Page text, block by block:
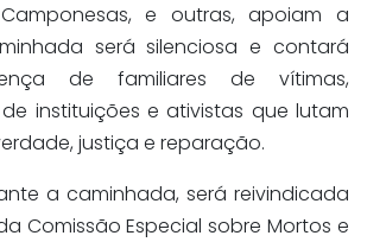
e outras, apoiam a
será silenciosa e contará
de familiares de vítimas,
instituições e ativistas que lutam
justiça e reparação.
a caminhada, será reivindicada
Comissão Especial sobre Mortos e